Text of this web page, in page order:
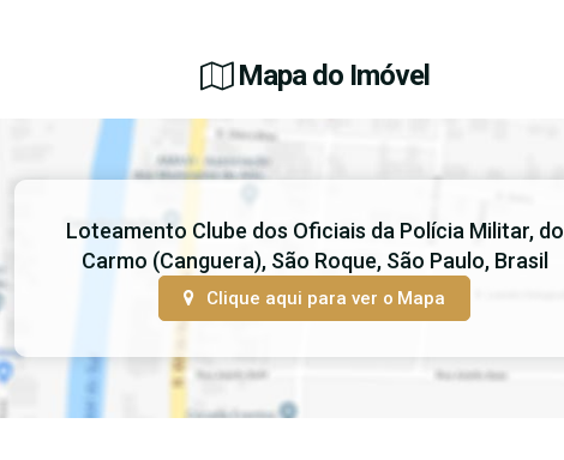
Mapa do Imóvel
Loteamento Clube dos Oficiais da Polícia Militar, do
Carmo (Canguera), São Roque, São Paulo, Brasil
Clique aqui para ver o Mapa